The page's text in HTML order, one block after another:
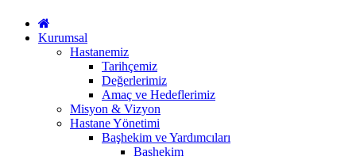
Kurumsal
Hastanemiz
Tarihçemiz
Değerlerimiz
Amaç ve Hedeflerimiz
Misyon & Vizyon
Hastane Yönetimi
Başhekim ve Yardımcıları
Başhekim